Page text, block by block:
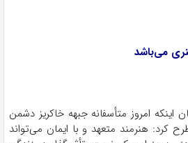
می‌باشد
اینکه امروز متأسفانه جبهه خاکریز دشمن
هنرمند متعهد و با ایمان می‌تواند